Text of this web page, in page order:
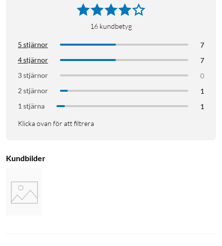
16 kundbetyg
5 stjärnor
7
4 stjärnor
7
3 stjärnor
0
2 stjärnor
1
1 stjärna
1
Klicka ovan för att filtrera
Kundbilder